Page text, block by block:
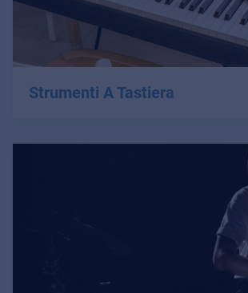
Strumenti A Tastiera